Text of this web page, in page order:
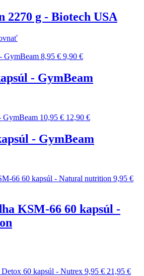
2270 g - Biotech USA
8,95 € 9,90 €
- GymBeam
10,95 € 12,90 €
- GymBeam
9,95 €
KSM-66 60 kapsúl -
9,95 € 21,95 €